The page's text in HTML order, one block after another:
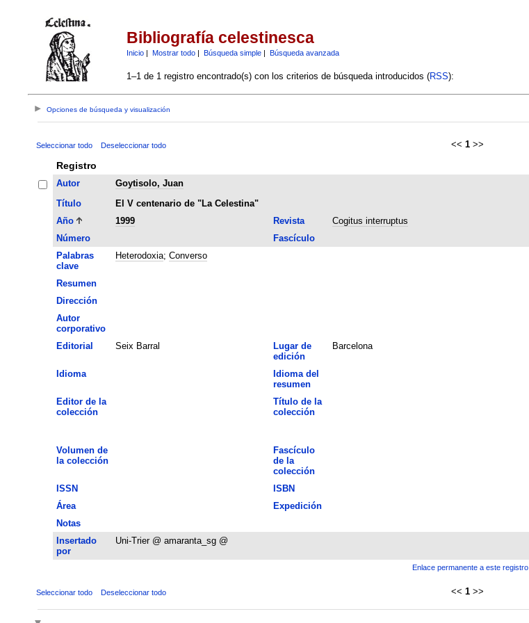
Bibliografía celestinesca
Inicio| Mostrar todo| Búsqueda simple| Búsqueda avanzada
1–1 de 1 registro encontrado(s) con los criterios de búsqueda introducidos (RSS):
Opciones de búsqueda y visualización
Seleccionar todo Deseleccionar todo << 1 >>
Registro
Autor
Goytisolo, Juan
Título
El V centenario de "La Celestina"
Año
1999 Revista Cogitus interruptus
Número
Fascículo
Palabras
clave
Heterodoxia; Converso
Resumen
Dirección
Autor
corporativo
Editorial Seix Barral
Lugar de
edición
Barcelona
Idioma
Idioma del
resumen
Editor de la
colección
Título de la
colección
Volumen de
la colección
Fascículo
de la
colección
ISSN ISBN
Área
Expedición
Notas
Insertado
por
Uni-Trier @ amaranta_sg @
Enlace permanente a este registro
Seleccionar todo Deseleccionar todo << 1 >>